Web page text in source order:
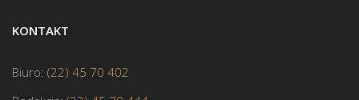
KONTAKT
Biuro: (22) 45 70 402